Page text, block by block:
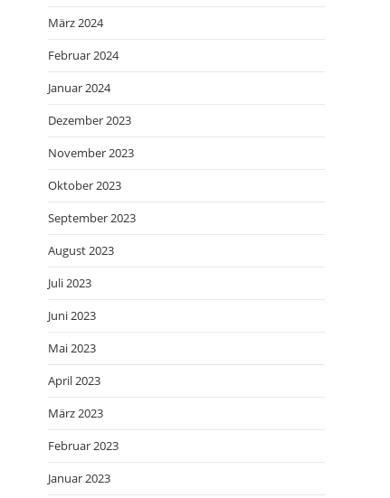
März 2024
Februar 2024
Januar 2024
Dezember 2023
November 2023
Oktober 2023
September 2023
August 2023
Juli 2023
Juni 2023
Mai 2023
April 2023
März 2023
Februar 2023
Januar 2023